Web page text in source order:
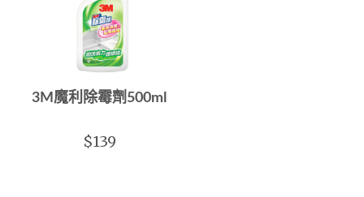
3M魔利除霉劑500ml
$139